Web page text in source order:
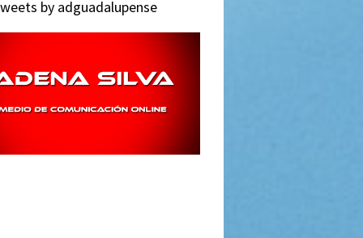
by adguadalupense